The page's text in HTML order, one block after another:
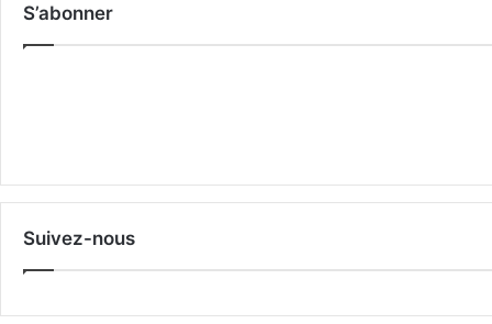
S’abonner
Suivez-nous